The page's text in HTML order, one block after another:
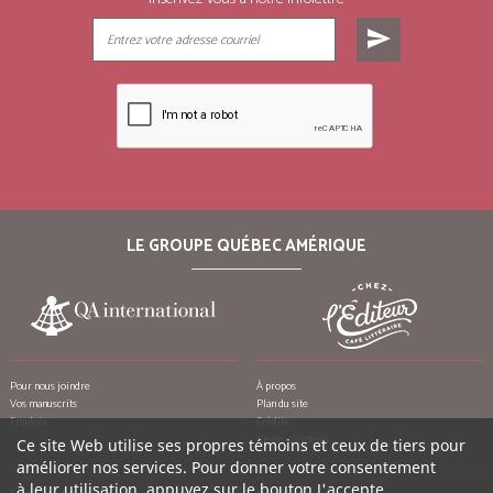
send
LE GROUPE QUÉBEC AMÉRIQUE
Pour nous joindre
Vos manuscrits
Emplois
À propos
Plan du site
Crédits
Remerciements
Ce site Web utilise ses propres témoins et ceux de tiers pour
améliorer nos services. Pour donner votre consentement